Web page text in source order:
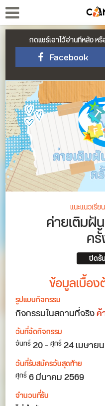
กดแชร์เอาไว้อ่านทีหลัง ห
Facebook
แนะแนวเรี
ค่ายเติมฝั
ค
ปิดรั
ข้อมูลเบื้อ
รูปแบบกิจกรรม
กิจกรรมในสถานที่จริงค้
วันที่จัดกิจกรรม
จันทร์20-ศุกร์24เมษาย
วันที่รับสมัครวันสุดท้าย
ศุกร์6 มีนาคม 2569
จำนวนที่รับ